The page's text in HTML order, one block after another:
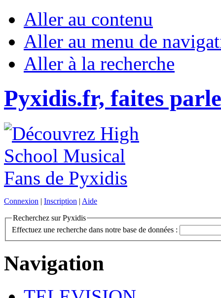
Aller au contenu
Aller au menu de
Aller à la recherche
Pyxidis.fr, faites
Connexion | Inscription | Aide
Recherchez sur Pyxidis
Effectuez une recherche dans notre base de données :
Navigation